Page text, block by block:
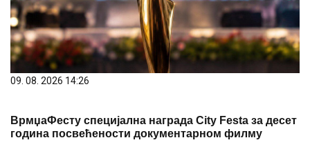
09. 08. 2026 14:26
ВрмџаФесту специјална награда City Festa за десет
година посвећености документарном филму